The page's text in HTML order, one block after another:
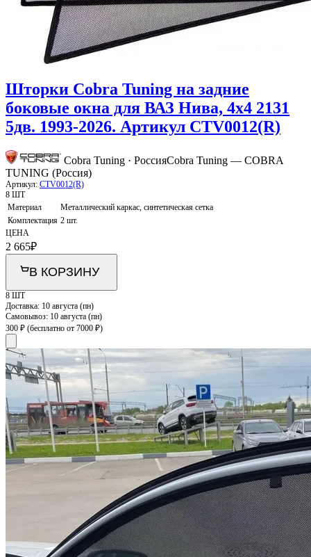
Шторки Cobra Tuning на задние
боковые окна для ВАЗ Нива, 4х4 2131
5дв. 1993-2026. Артикул CTV0012(R)
Cobra Tuning · РоссияCobra Tuning — COBRA
TUNING (Россия)
Артикул: CTV0012(R)
8 ШТ
Материал
Металлический каркас, синтетическая сетка
Комплектация 2 шт.
ЦЕНА
2 665₽
В КОРЗИНУ
8 ШТ
Доставка: 10 августа (пн)
Самовывоз: 10 августа (пн)
300 ₽ (бесплатно от 7000 ₽)